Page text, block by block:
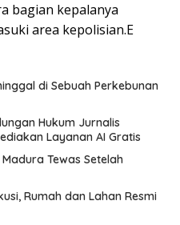
bagian kepalanya
area kepolisian.E
di Sebuah Perkebunan
Hukum Jurnalis
Layanan AI Gratis
Tewas Setelah
Rumah dan Lahan Resmi